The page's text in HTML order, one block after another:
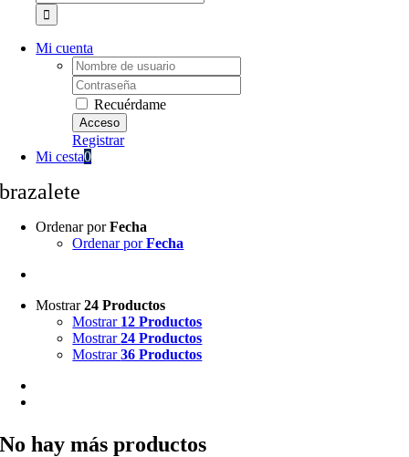
Mi cuenta
Username:
Password:
Recuérdame
Registrar
Mi cesta0
brazalete
Ordenar porFecha
Ordenar porFecha
Mostrar24 Productos
Mostrar 12 Productos
Mostrar24 Productos
Mostrar36 Productos
No hay más productos